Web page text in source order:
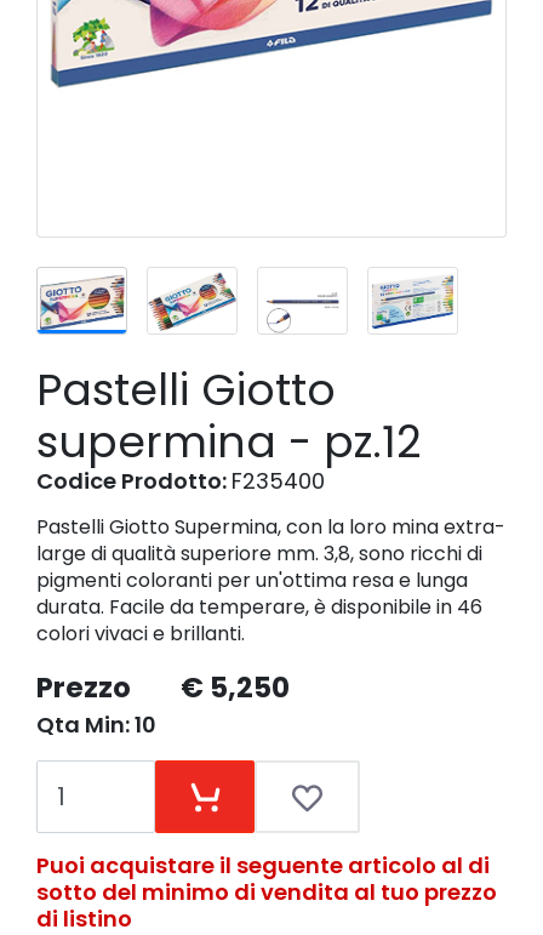
Pastelli Giotto
supermina - pz.12
Codice Prodotto: F235400
Pastelli Giotto Supermina, con la loro mina extra-
large di qualità superiore mm. 3,8, sono ricchi di
pigmenti coloranti per un'ottima resa e lunga
durata. Facile da temperare, è disponibile in 46
colori vivaci e brillanti.
Prezzo € 5,250
Qta Min: 10
Puoi acquistare il seguente articolo al di
sotto del minimo di vendita al tuo prezzo
di listino